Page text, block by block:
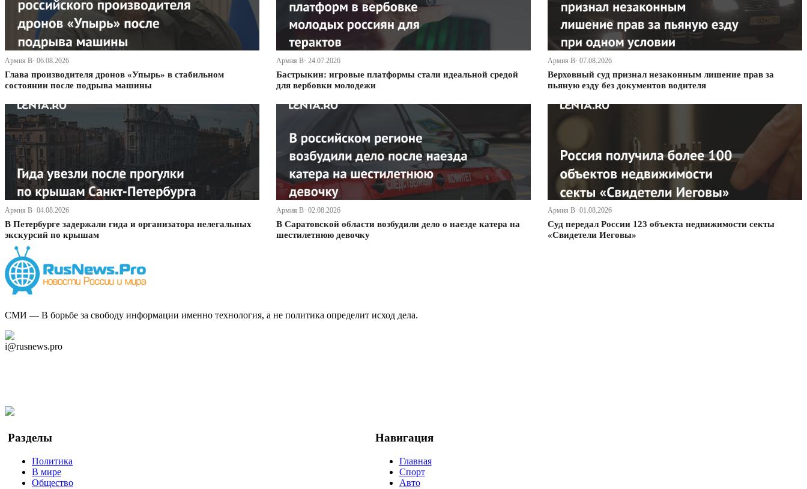
Армия В· 06.08.2026
Глава производителя дронов «Упырь» в стабильном
состоянии после подрыва машины
Армия В· 24.07.2026
Бастрыкин: игровые платформы стали идеальной средой
для вербовки молодежи
Армия В· 07.08.2026
Верховный суд признал незаконным лишение прав за
пьяную езду без документов водителя
Армия В· 04.08.2026
В Петербурге задержали гида и организатора нелегальных
экскурсий по крышам
Армия В· 02.08.2026
В Саратовской области возбудили дело о наезде катера на
шестилетнюю девочку
Армия В· 01.08.2026
Суд передал России 123 объекта недвижимости секты
«Свидетели Иеговы»
СМИ — В борьбе за свободу информации именно технология, а не политика определит исход дела.
i@rusnews.pro
Разделы
Политика
В мире
Общество
Навигация
Главная
Спорт
Авто